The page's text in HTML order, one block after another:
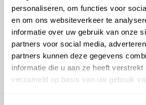
personaliseren, om functies voor
en om ons websiteverkeer te
informatie over uw gebruik van onze
partners voor social media,
partners kunnen deze gegevens
informatie die u aan ze heeft verstrekt
verzameld op basis van uw gebruik
Beperking van
Wij streven ernaar dat de informatie op
volledig en betrouwbaar is. Wij
aansprakelijk gesteld worden voor
deze website, contact opnemen ter